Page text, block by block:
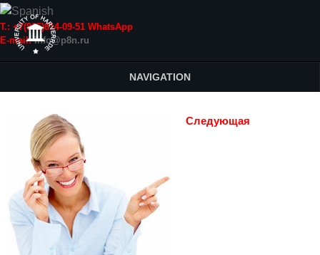
Т.: +7(915)814-09-51 WhatsApp
E-mail:info@p8n.ru
NAVIGATION
Следующая